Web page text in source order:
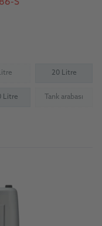
(Not available) 20 Litre
Litre Tank arabası
(Not